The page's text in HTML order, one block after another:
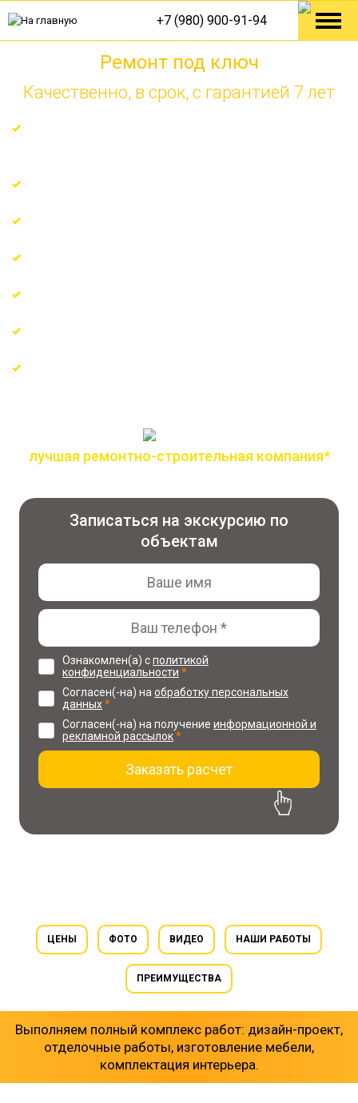
+7 (980) 900-91-94
Ремонт под ключ
Качественно, в срок, с гарантией 7 лет
лучшая ремонтно-строительная компания*
Записаться на экскурсию по
объектам
Ознакомлен(а) сполитикой
конфиденциальности *
Согласен(-на) на обработку персональных
данных*
Согласен(-на) на получение информационной и
рекламной рассылок*
Заказать расчет
ЦЕНЫ ФОТО ВИДЕО НАШИ РАБОТЫ
ПРЕИМУЩЕСТВА
Выполняем полный комплекс работ: дизайн-проект,
отделочные работы, изготовление мебели,
комплектация интерьера.